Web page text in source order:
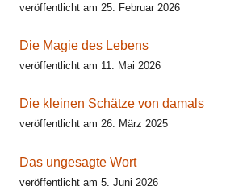
veröffentlicht am 25. Februar 2026
Die Magie des Lebens
veröffentlicht am 11. Mai 2026
Die kleinen Schätze von damals
veröffentlicht am 26. März 2025
Das ungesagte Wort
veröffentlicht am 5. Juni 2026